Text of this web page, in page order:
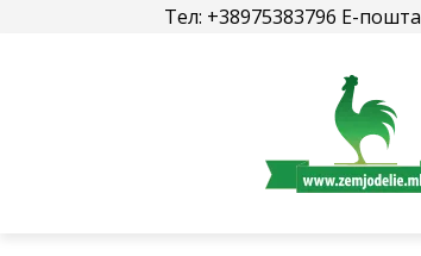
Тел: +38975383796 Е-пошта